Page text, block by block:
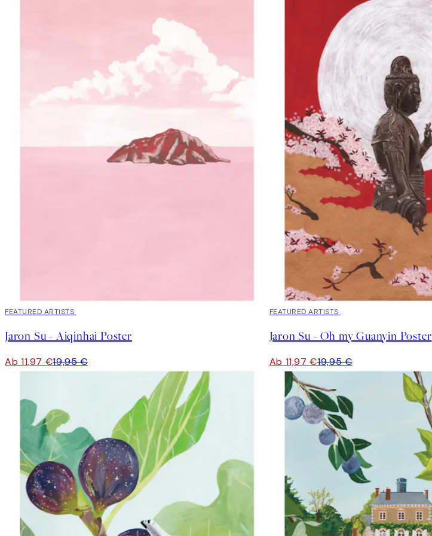
40%*
FEATURED ARTISTS
Jaron Su - Aiqinhai Poster
Ab 11,97 €19,95 €
40%*
FEATURED ARTISTS
Jaron Su - Oh my Guanyin Poster
Ab 11,97 €19,95 €